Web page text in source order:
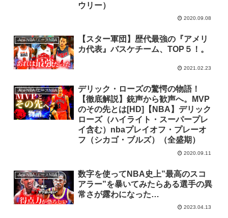
ウリー）
2020.09.08
-Ace-NBA /エースNBA
【スター軍団】歴代最強の『アメリ
カ代表』バスケチーム、TOP５！。
2021.02.23
-Ace-NBA /エースNBA
デリック・ローズの驚愕の物語！
【徹底解説】銃声から歓声へ。MVP
のその先とは[HD]【NBA】デリック
ローズ（ハイライト・スーパープレ
イ含む）nbaプレイオフ・プレーオ
フ（シカゴ・ブルズ）（全盛期）
2020.09.11
-Ace-NBA /エースNBA
数字を使ってNBA史上”最高のスコ
アラー”を暴いてみたらある選手の異
常さが露わになった…
2023.04.13